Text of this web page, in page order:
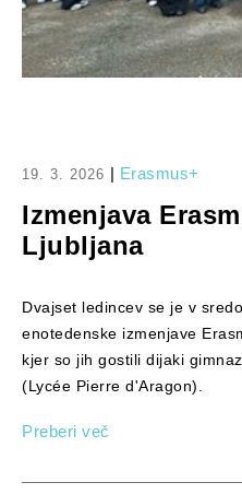
19. 3. 2026 | Erasmus+
Izmenjava
Ljubljana
Dvajset ledincev se je v
enotedenske izmenjave
kjer so jih gostili dijaki
(Lycée Pierre d'Aragon).
Preberi več